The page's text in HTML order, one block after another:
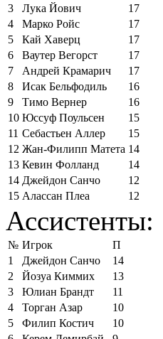
3
Лука Йович
17
4
Марко Ройс
17
5
Кай Хаверц
17
6
Ваутер Вегорст
17
7
Андрей Крамарич
17
8
Исак Бельфодиль
16
9
Тимо Вернер
16
10 Юссуф Поульсен
15
11 Себастьен Аллер
15
12 Жан-Филипп Матета 14
13 Кевин Фолланд
14
14 Джейдон Санчо
12
15 Алассан Плеа 12
Ассистенты:
№ Игрок
П
1
Джейдон Санчо
14
2
Йозуа Киммих
13
3
Юлиан Брандт
11
4
Торган Азар
10
5
Филип Костич
10